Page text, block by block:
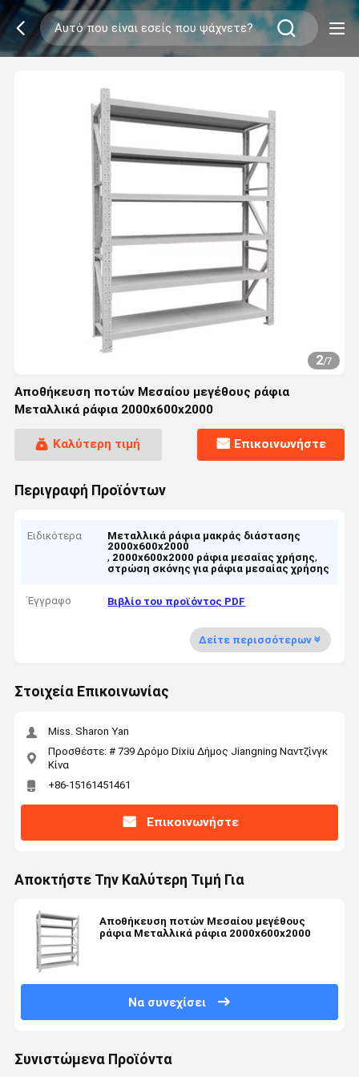
2/7
Αποθήκευση ποτών Μεσαίου μεγέθους ράφια
Μεταλλικά ράφια 2000x600x2000
Καλύτερη τιμή Επικοινωνήστε
Περιγραφή Προϊόντων
Ειδικότερα
Μεταλλικά ράφια μακράς διάστασης
2000x600x2000
, 2000x600x2000 ράφια μεσαίας χρήσης,
στρώση σκόνης για ράφια μεσαίας χρήσης
Έγγραφο Βιβλίο του προϊόντος PDF
Δείτε περισσότερων
Στοιχεία Επικοινωνίας
Miss. Sharon Yan
Προσθέστε: # 739 Δρόμο Dixiu Δήμος Jiangning Ναντζίνγκ
Κίνα
+86-15161451461
Επικοινωνήστε
Αποκτήστε Την Καλύτερη Τιμή Για
Αποθήκευση ποτών Μεσαίου μεγέθους
ράφια Μεταλλικά ράφια 2000x600x2000
Να συνεχίσει
Συνιστώμενα Προϊόντα